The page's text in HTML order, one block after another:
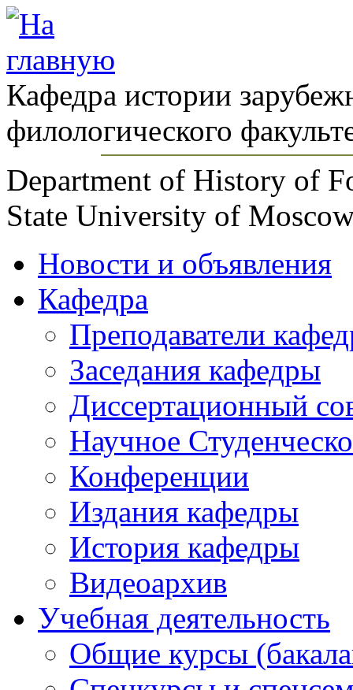
Кафедра истории
филологического
Department of History of
State University of
Новости и объявления
Кафедра
Преподаватели
Заседания кафедры
Диссертационный
Научное
Конференции
Издания кафедры
История кафедры
Видеоархив
Учебная деятельность
Общие курсы